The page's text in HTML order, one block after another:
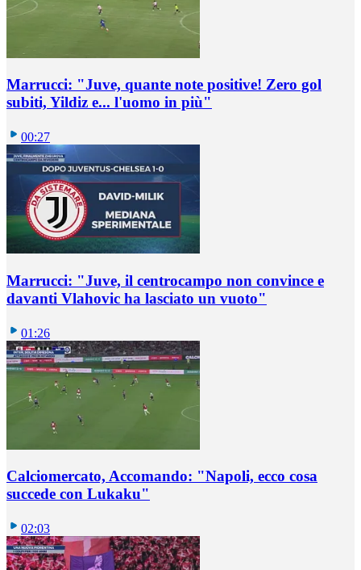
Marrucci: "Juve, quante note positive! Zero gol
subiti, Yildiz e... l'uomo in più"
00:27
Marrucci: "Juve, il centrocampo non convince e
davanti Vlahovic ha lasciato un vuoto"
01:26
Calciomercato, Accomando: "Napoli, ecco cosa
succede con Lukaku"
02:03